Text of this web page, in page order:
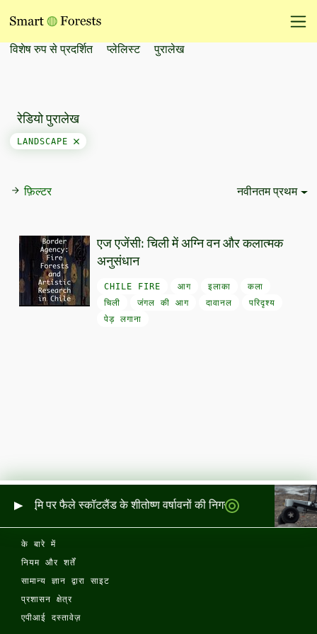
विशेष रुप से प्रदर्शित प्लेलिस्ट पुरालेख
फ़िल्टर नवीनतम प्रथम
रेडियो पुरालेख
LANDSCAPE
एज एजेंसी: चिली में अग्नि वन और कलात्मक
अनुसंधान
CHILE FIRE आग इलाका
कला
चिली
जंगल की आग दावानल
परिदृश्य
पेड़ लगाना
और भूमि पर फैले स्कॉटलैंड के शीतोष्ण वर्षावनों की निगरानी
के बारे में
नियम और शर्तें
सामान्य ज्ञान द्वारा साइट
प्रशासन क्षेत्र
एपीआई दस्तावेज़